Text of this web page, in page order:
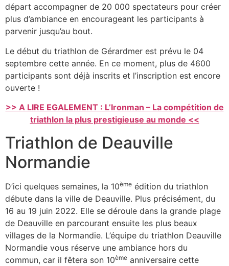
départ accompagner de 20 000 spectateurs pour créer
plus d’ambiance en encourageant les participants à
parvenir jusqu’au bout.
Le début du triathlon de Gérardmer est prévu le 04
septembre cette année. En ce moment, plus de 4600
participants sont déjà inscrits et l’inscription est encore
ouverte !
>> A LIRE EGALEMENT : L’Ironman – La compétition de
triathlon la plus prestigieuse au monde <<
Triathlon de Deauville
Normandie
D’ici quelques semaines, la 10ème édition du triathlon
débute dans la ville de Deauville. Plus précisément, du
16 au 19 juin 2022. Elle se déroule dans la grande plage
de Deauville en parcourant ensuite les plus beaux
villages de la Normandie. L’équipe du triathlon Deauville
Normandie vous réserve une ambiance hors du
commun, car il fêtera son 10ème anniversaire cette